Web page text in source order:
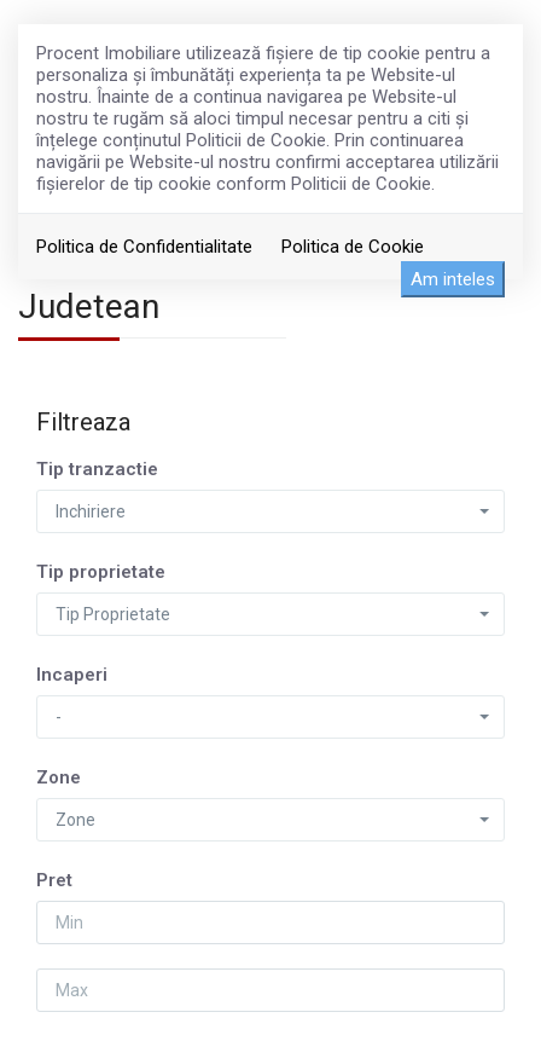
Procent Imobiliare utilizează fişiere de tip cookie pentru a
personaliza și îmbunătăți experiența ta pe Website-ul
nostru. Înainte de a continua navigarea pe Website-ul
nostru te rugăm să aloci timpul necesar pentru a citi și
înțelege conținutul Politicii de Cookie. Prin continuarea
navigării pe Website-ul nostru confirmi acceptarea utilizării
fişierelor de tip cookie conform Politicii de Cookie.
Politica de Confidentialitate
Politica de Cookie
Am inteles
Imobiliare de inchiriat in Brasov
Judetean
Filtreaza
Tip tranzactie
Inchiriere
Tip proprietate
Tip Proprietate
Incaperi
-
Zone
Zone
Pret